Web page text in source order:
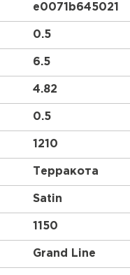
e0071b645021
0.5
6.5
4.82
0.5
1210
Терракота
Satin
1150
Grand Line